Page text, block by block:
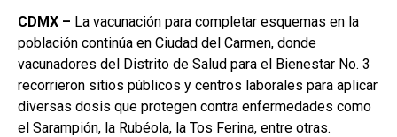
CDMX – La vacunación para completar esquemas en la
población continúa en Ciudad del Carmen, donde
vacunadores del Distrito de Salud para el Bienestar No. 3
recorrieron sitios públicos y centros laborales para aplicar
diversas dosis que protegen contra enfermedades como
el Sarampión, la Rubéola, la Tos Ferina, entre otras.